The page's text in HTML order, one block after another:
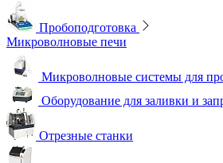
Пробоподготовка
Микроволновые печи
Микроволновые системы для
Оборудование для заливки и
Отрезные станки